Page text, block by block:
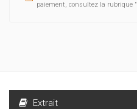
paiement, consultez la rubrique "
Extrait